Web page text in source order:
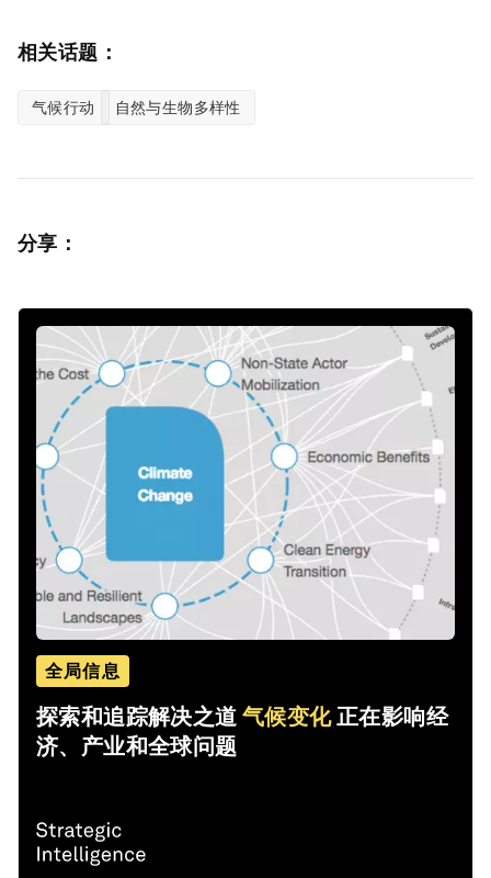
相关话题：
气候行动 自然与生物多样性
分享：
全局信息
探索和追踪解决之道气候变化正在影响经
济、产业和全球问题